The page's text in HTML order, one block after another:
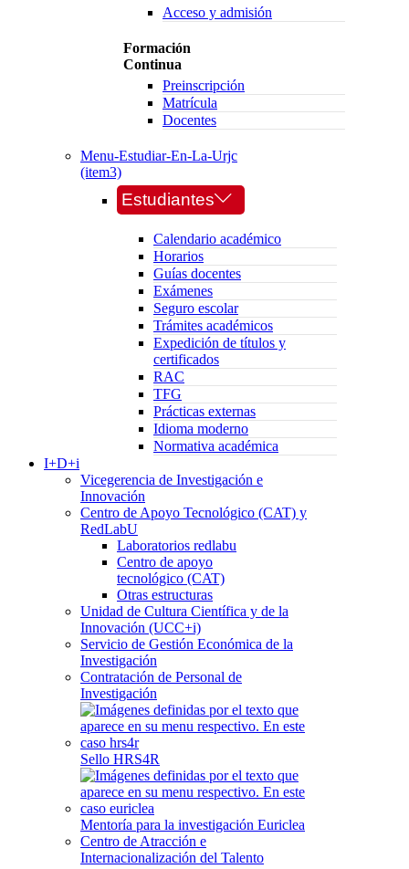
Acceso y admisión
Formación
Continua
Preinscripción
Matrícula
Docentes
Menu-Estudiar-En-La-Urjc
(item3)
Estudiantes
Calendario académico
Horarios
Guías docentes
Exámenes
Seguro escolar
Trámites académicos
Expedición de títulos y
certificados
RAC
TFG
Prácticas externas
Idioma moderno
Normativa académica
I+D+i
Vicegerencia de Investigación e
Innovación
Centro de Apoyo Tecnológico (CAT) y
RedLabU
Laboratorios redlabu
Centro de apoyo
tecnológico (CAT)
Otras estructuras
Unidad de Cultura Científica y de la
Innovación (UCC+i)
Servicio de Gestión Económica de la
Investigación
Contratación de Personal de
Investigación
Sello HRS4R
Mentoría para la investigación Euriclea
Centro de Atracción e
Internacionalización del Talento